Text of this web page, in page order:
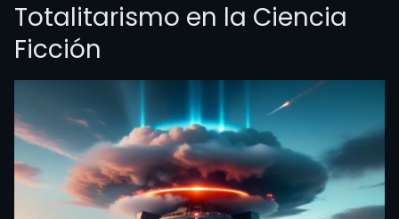
Totalitarismo en la Ciencia
Ficción